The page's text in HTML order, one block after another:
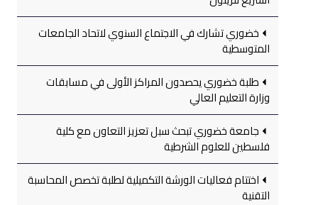
خضوري تشارك في الاجتماع السنوي لاتحاد الجامعات
المتوسطية
طلبة خضوري يحصدون المراكز الأولى في مسابقات
وزارة التعليم العالي
جامعة خضوري تبحث سبل تعزيز التعاون مع كلية
فلسطين للعلوم الشرطية
اختتام فعاليات الورشة التكميلية لطلبة تخصص المحاسبة
التقنية